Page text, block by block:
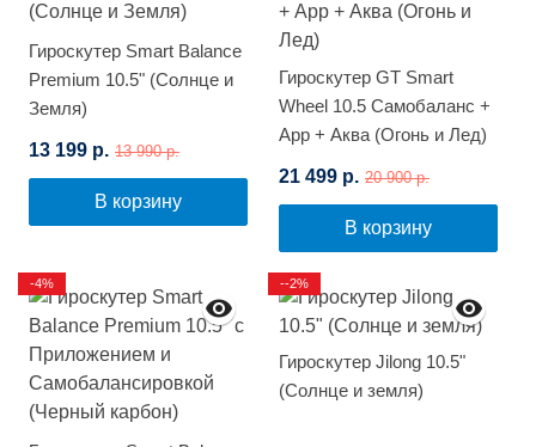
Гироскутер Smart Balance
Premium 10.5" (Солнце и
Земля)
13 199 р. 13 990 р.
В корзину
Гироскутер GT Smart
Wheel 10.5 Самобаланс +
App + Аква (Огонь и Лед)
21 499 р. 20 900 р.
В корзину
-4%
Гироскутер Jilong 10.5"
(Солнце и земля)
--2%